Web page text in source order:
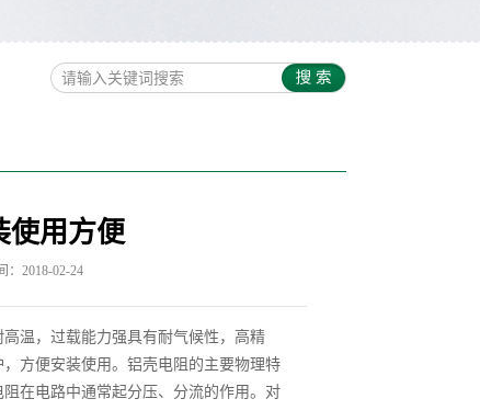
使用方便
：2018-02-24
温，过载能力强具有耐气候性，高精
方便安装使用。铝壳电阻的主要物理特
在电路中通常起分压、分流的作用。对